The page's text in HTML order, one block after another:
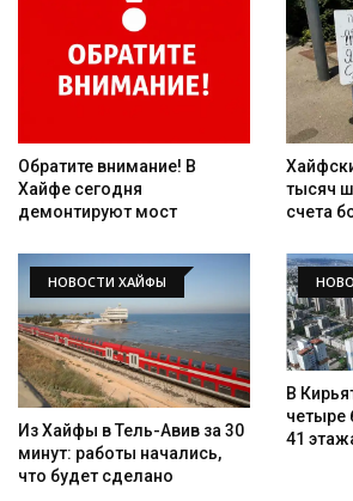
Обратите внимание! В
Хайфе сегодня
демонтируют мост
тысяч
счета
НОВОСТИ ХАЙФЫ
Из Хайфы в Тель-Авив за 30
минут: работы начались,
что будет сделано
В
четыре
41